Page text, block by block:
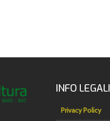
INFO LEGALI
Privacy Policy